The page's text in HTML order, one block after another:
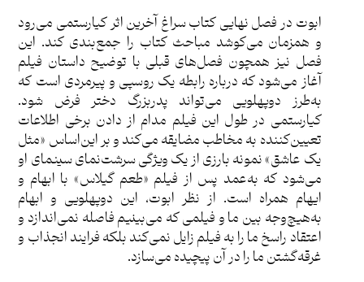
ابوت در فصل نهایی کتاب سراغ آخرین اثر کیارستمی می‌رود
و همزمان می‌کوشد مباحث کتاب را جمع‌بندی کند. این
فصل نیز همچون فصل‌های قبلی با توضیح داستان فیلم
آغاز می‌شود که درباره رابطه یک روسپی و پیرمردی است که
به‌طرز دو‌پهلویی می‌تواند پدربزرگ دختر فرض شود.
کیارستمی در طول این فیلم مدام از دادن برخی اطلاعات
تعیین‌کننده به مخاطب مضایقه می‎‌کند و بر این‌اساس «مثل
یک عاشق» نمونه بارزی از یک ویژگی سرشت‌نمای سینمای او
می‌شود که به‌عمد پس از فیلم «طعم گیلاس» با ابهام و
ایهام همراه است. از نظر ابوت، این دوپهلویی و ابهام
به‌هیچ‌وجه بین ما و فیلمی که می‌بینیم فاصله نمی‌اندازد و
اعتقاد راسخ ما را به فیلم زایل نمی‌کند بلکه فرایند انجذاب و
غرقه‌گشتن ما را در آن پیچیده می‌سازد.